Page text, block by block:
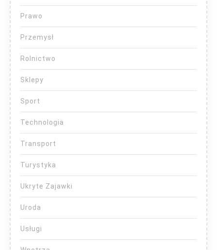
Prawo
Przemysł
Rolnictwo
Sklepy
Sport
Technologia
Transport
Turystyka
Ukryte Zajawki
Uroda
Usługi